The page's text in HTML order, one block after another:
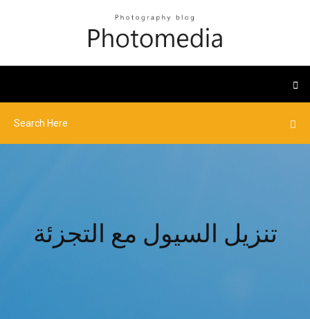
تنزيل السيول مع التجزئة